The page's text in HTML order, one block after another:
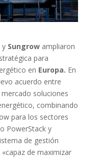
y Sungrowampliaron
para
en Europa. En
acuerdo entre
soluciones
combinando
para los sectores
PowerStack y
de gestión
de maximizar